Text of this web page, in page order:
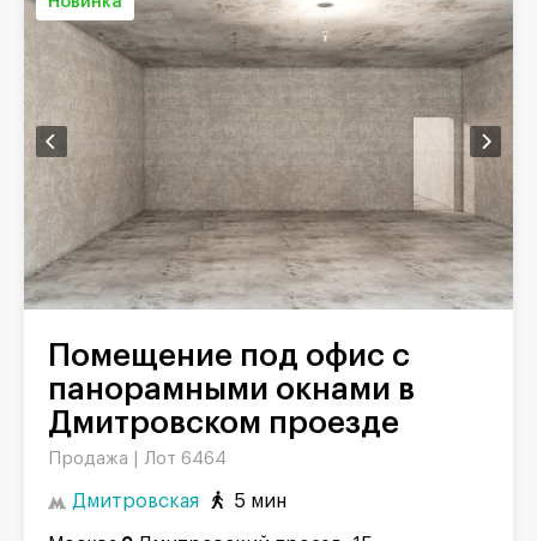
Помещение под офис с
панорамными окнами в
Дмитровском проезде
Продажа | Лот 6464
Дмитровская 5 мин